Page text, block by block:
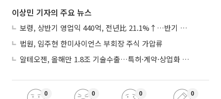
이상민 기자의 주요 뉴스
보령, 상반기 영업익 440억, 전년比 21.1%↑…반기 역대 최대
법원, 임주현 한미사이언스 부회장 주식 가압류
알테오젠, 올해만 1.8조 기술수출…특허·계약·상업화 ‘삼박자’
0 0 0 0